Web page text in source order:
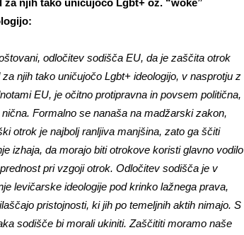
za njih tako uničujočo Lgbt+ oz. “woke”
odločitev sodišča EU, da je zaščita otrok
za njih tako uničujočo Lgbt+ ideologijo, v nasprotju z
EU, je očitno protipravna in povsem politična,
Formalno se nanaša na madžarski zakon,
otrok je najbolj ranljiva manjšina, zato ga ščiti
izhaja, da morajo biti otrokove koristi glavno vodilo
pri vzgoji otrok. Odločitev sodišča je v
levičarske ideologije pod krinko lažnega prava,
pristojnosti, ki jih po temeljnih aktih nimajo. S
sodišče bi morali ukiniti. Zaščititi moramo naše